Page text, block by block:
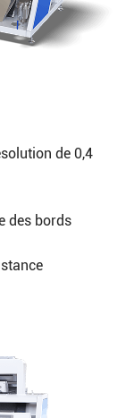
de 0,4
des bords